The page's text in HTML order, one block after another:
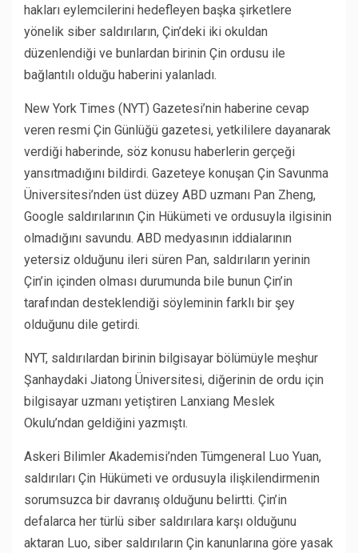
hakları eylemcilerini hedefleyen başka şirketlere
yönelik siber saldırıların, Çin’deki iki okuldan
düzenlendiği ve bunlardan birinin Çin ordusu ile
bağlantılı olduğu haberini yalanladı.
New York Times (NYT) Gazetesi’nin haberine cevap
veren resmi Çin Günlüğü gazetesi, yetkililere dayanarak
verdiği haberinde, söz konusu haberlerin gerçeği
yansıtmadığını bildirdi. Gazeteye konuşan Çin Savunma
Üniversitesi’nden üst düzey ABD uzmanı Pan Zheng,
Google saldırılarının Çin Hükümeti ve ordusuyla ilgisinin
olmadığını savundu. ABD medyasının iddialarının
yetersiz olduğunu ileri süren Pan, saldırıların yerinin
Çin’in içinden olması durumunda bile bunun Çin’in
tarafından desteklendiği söyleminin farklı bir şey
olduğunu dile getirdi.
NYT, saldırılardan birinin bilgisayar bölümüyle meşhur
Şanhaydaki Jiatong Üniversitesi, diğerinin de ordu için
bilgisayar uzmanı yetiştiren Lanxiang Meslek
Okulu’ndan geldiğini yazmıştı.
Askeri Bilimler Akademisi’nden Tümgeneral Luo Yuan,
saldırıları Çin Hükümeti ve ordusuyla ilişkilendirmenin
sorumsuzca bir davranış olduğunu belirtti. Çin’in
defalarca her türlü siber saldırılara karşı olduğunu
aktaran Luo, siber saldırıların Çin kanunlarına göre yasak